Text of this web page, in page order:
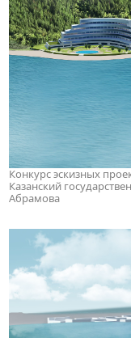
Конкурс эскизных
Казанский
Абрамова